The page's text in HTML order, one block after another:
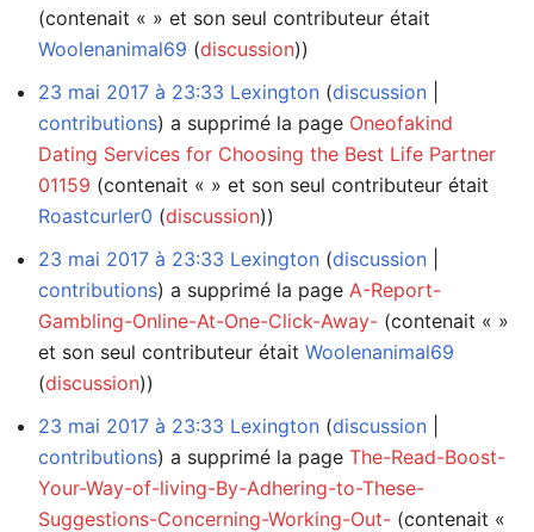
(contenait « » et son seul contributeur était
Woolenanimal69 (discussion))
23 mai 2017 à 23:33 Lexington discussion
contributions a supprimé la page Oneofakind
Dating Services for Choosing the Best Life Partner
01159 (contenait « » et son seul contributeur était
Roastcurler0 (discussion))
23 mai 2017 à 23:33 Lexington discussion
contributions a supprimé la page A-Report-
Gambling-Online-At-One-Click-Away- (contenait « »
et son seul contributeur était Woolenanimal69
(discussion))
23 mai 2017 à 23:33 Lexington discussion
contributions a supprimé la page The-Read-Boost-
Your-Way-of-living-By-Adhering-to-These-
Suggestions-Concerning-Working-Out- (contenait «